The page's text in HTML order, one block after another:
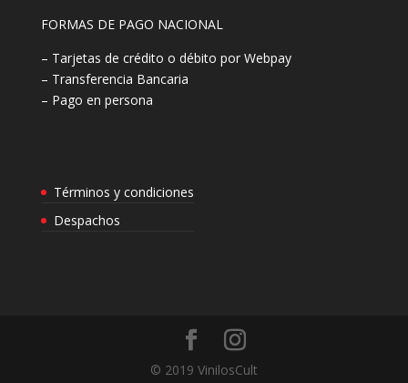
FORMAS DE PAGO NACIONAL
– Tarjetas de crédito o débito por Webpay
– Transferencia Bancaria
– Pago en persona
Términos y condiciones
Despachos
© 2019 VinilosCult